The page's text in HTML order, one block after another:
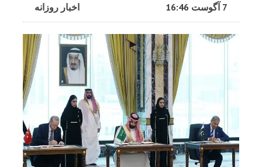
اخبار روزانه 7 آگوست 16:46